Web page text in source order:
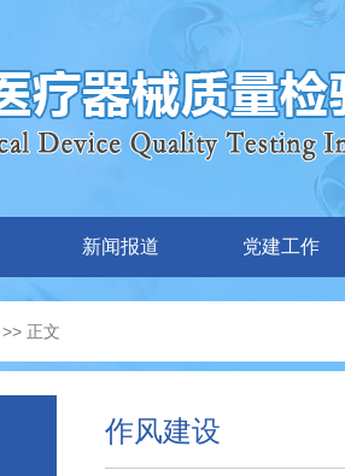
新闻报道 党建工作
>> 正文
作风建设